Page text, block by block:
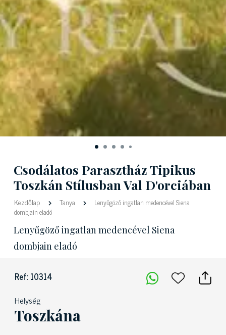
Csodálatos Parasztház Tipikus
Toszkán Stílusban Val D'orciában
Kezdőlap Tanya
Lenyűgöző ingatlan medencével Siena
dombjain eladó
Lenyűgöző ingatlan medencével Siena
dombjain eladó
Ref: 10314
Helység
Toszkána